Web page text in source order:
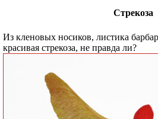
Стрекоза
Из кленовых носиков, листика
красивая стрекоза, не правда ли?